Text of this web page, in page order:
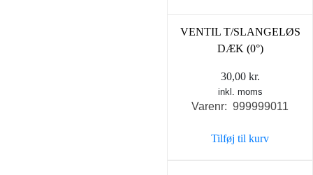
VENTIL T/SLANGELØS
DÆK (0°)
30,00 kr.
inkl. moms
Varenr: 999999011
Tilføj til kurv